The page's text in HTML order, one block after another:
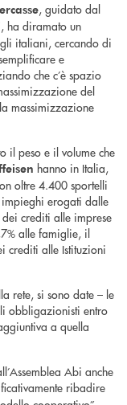
, guidato dal
, ha diramato un
italiani, cercando di
e
che c’è spazio
del
massimizzazione
il peso e il volume che
hanno in Italia,
oltre 4.400 sportelli
erogati dalle
crediti alle imprese
alle famiglie, il
crediti alle Istituzioni
rete, si sono date – le
obbligazionisti entro
a quella
Abi anche
ribadire